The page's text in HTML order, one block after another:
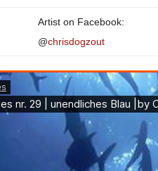
Artist on Facebook:
@chrisdogzout